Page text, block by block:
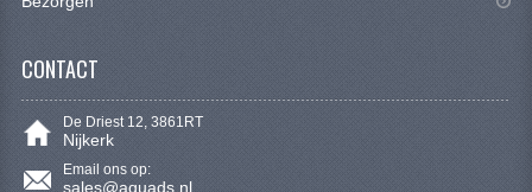
SEGWAY QUADS
CONTACT
De Driest 12, 3861RT
Nijkerk
Email ons op:
sales@aquads.nl